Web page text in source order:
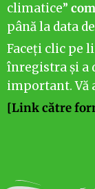
climatice”
până la data
Faceți clic pe
înregistra și a
important. Vă
[Link către